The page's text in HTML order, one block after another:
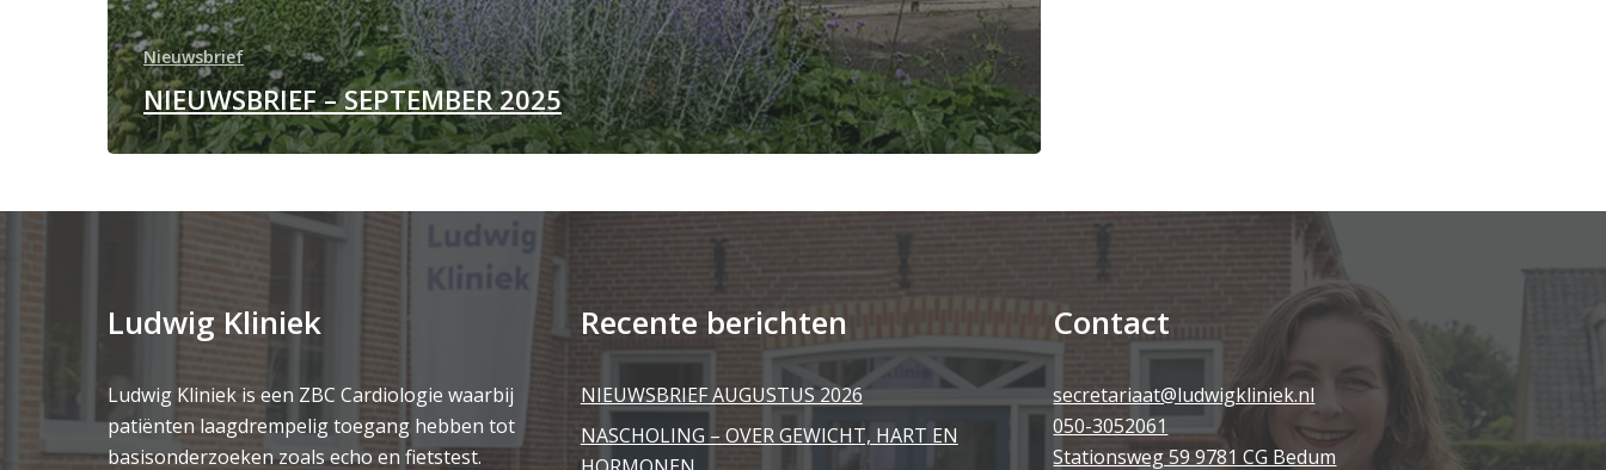
Nieuwsbrief
NIEUWSBRIEF – SEPTEMBER 2025
Ludwig Kliniek
Ludwig Kliniek is een ZBC Cardiologie waarbij
patiënten laagdrempelig toegang hebben tot
basisonderzoeken zoals echo en fietstest.
Recente berichten
NIEUWSBRIEF AUGUSTUS 2026
NASCHOLING – OVER GEWICHT, HART EN
Contact
secretariaat@ludwigkliniek.nl
050-3052061
Stationsweg 59 9781 CG Bedum